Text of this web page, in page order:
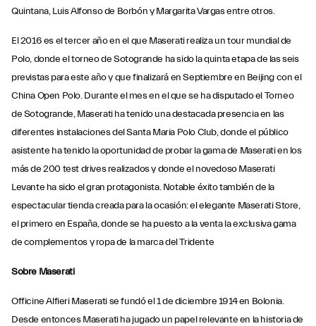
Quintana, Luis Alfonso de Borbón y Margarita Vargas entre otros.
El 2016 es el tercer año en el que Maserati realiza un tour mundial de
Polo, donde el torneo de Sotogrande ha sido la quinta etapa de las seis
previstas para este año y que finalizará en Septiembre en Beijing con el
China Open Polo. Durante el mes en el que se ha disputado el Torneo
de Sotogrande, Maserati ha tenido una destacada presencia en las
diferentes instalaciones del Santa Maria Polo Club, donde el público
asistente ha tenido la oportunidad de probar la gama de Maserati en los
más de 200 test drives realizados y donde el novedoso Maserati
Levante ha sido el gran protagonista. Notable éxito también de la
espectacular tienda creada para la ocasión: el elegante Maserati Store,
el primero en España, donde se ha puesto a la venta la exclusiva gama
de complementos y ropa de la marca del Tridente
Sobre Maserati
Officine Alfieri Maserati se fundó el 1 de diciembre 1914 en Bolonia.
Desde entonces Maserati ha jugado un papel relevante en la historia de